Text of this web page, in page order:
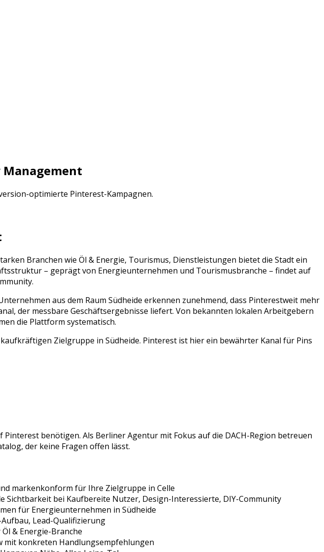
optimierte Pinterest-Kampagnen.
Branchen wie Öl & Energie, Tourismus, Dienstleistungen bietet die Stadt ein
– geprägt von Energieunternehmen und Tourismusbranche – findet auf
.
aus dem Raum Südheide erkennen zunehmend, dass Pinterestweit mehr
der messbare Geschäftsergebnisse liefert. Von bekannten lokalen Arbeitgebern
die Plattform systematisch.
Zielgruppe in Südheide. Pinterest ist hier ein bewährter Kanal für Pins
Pinterest benötigen. Als Berliner Agentur mit Fokus auf die DACH-Region betreuen
der keine Fragen offen lässt.
markenkonform für Ihre Zielgruppe in Celle
Sichtbarkeit bei Kaufbereite Nutzer, Design-Interessierte, DIY-Community
für Energieunternehmen in Südheide
Lead-Qualifizierung
Öl & Energie-Branche
mit konkreten Handlungsempfehlungen